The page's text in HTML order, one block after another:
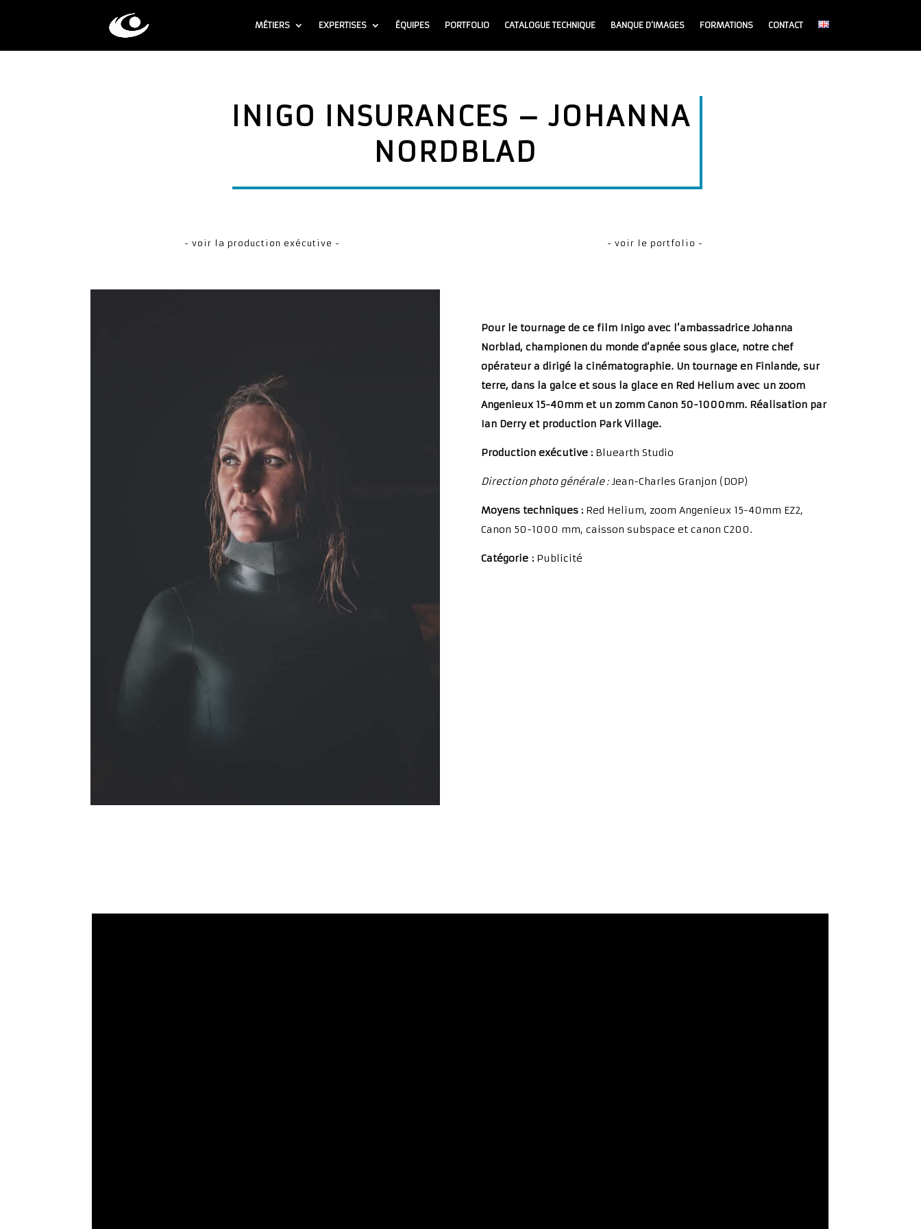
MÉTIERS EXPERTISES ÉQUIPES PORTFOLIO CATALOGUE TECHNIQUE BANQUE D’IMAGES FORMATIONS CONTACT
INIGO INSURANCES – JOHANNA
NORDBLAD
- voir la production exécutive - - voir le portfolio -
Pour le tournage de ce film Inigo avec l’ambassadrice Johanna
Norblad, championen du monde d’apnée sous glace, notre chef
opérateur a dirigé la cinématographie. Un tournage en Finlande, sur
terre, dans la galce et sous la glace en Red Helium avec un zoom
Angenieux 15-40mm et un zomm Canon 50-1000mm. Réalisation par
Ian Derry et production Park Village.
Production exécutive :Bluearth Studio
Direction photo générale :Jean-Charles Granjon (DOP)
Moyens techniques :Red Helium, zoom Angenieux 15-40mm EZ2,
Canon 50-1000 mm, caisson subspace et canon C200.
Catégorie :Publicité